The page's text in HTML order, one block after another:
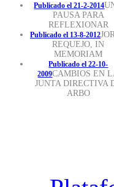
Publicado el 21-2-2014
PAUSA PARA
REFLEXIONAR
Publicado el 13-8-2012
REQUEJO, IN
MEMORIAM
Publicado el 22-10-
2009CAMBIOS EN
JUNTA DIRECTIVA
ARBO